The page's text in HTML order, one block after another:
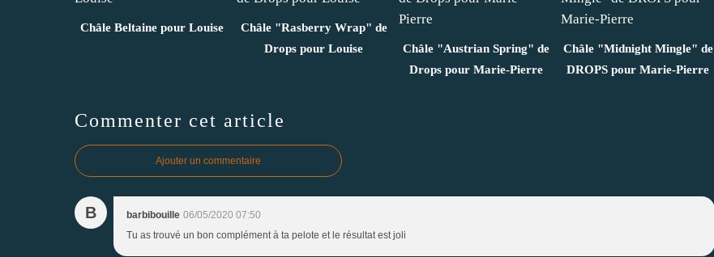
Châle Beltaine pour Louise
Châle "Rasberry Wrap" de
Drops pour Louise
Châle "Austrian Spring" de
Drops pour Marie-Pierre
Châle "Midnight Mingle" de
DROPS pour Marie-Pierre
Commenter cet article
Ajouter un commentaire
B barbibouille 06/05/2020 07:50
Tu as trouvé un bon complément à ta pelote et le résultat est joli